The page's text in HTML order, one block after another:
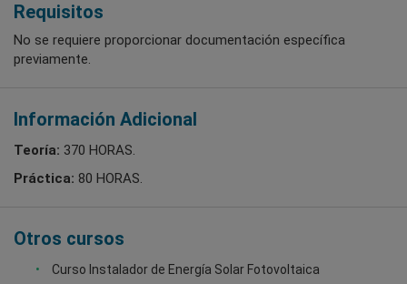
Requisitos
No se requiere proporcionar documentación específica
previamente.
Información Adicional
Teoría: 370 HORAS.
Práctica: 80 HORAS.
Otros cursos
Curso Instalador de Energía Solar Fotovoltaica